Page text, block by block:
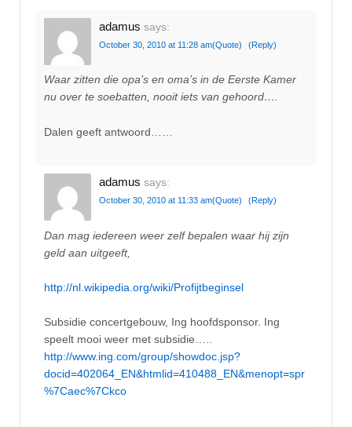
adamus says:
October 30, 2010 at 11:28 am(Quote) (Reply)
Waar zitten die opa’s en oma’s in de Eerste Kamer
nu over te soebatten, nooit iets van gehoord….
Dalen geeft antwoord……
adamus says:
October 30, 2010 at 11:33 am(Quote) (Reply)
Dan mag iedereen weer zelf bepalen waar hij zijn
geld aan uitgeeft,
http://nl.wikipedia.org/wiki/Profijtbeginsel
Subsidie concertgebouw, Ing hoofdsponsor. Ing
speelt mooi weer met subsidie…..
http://www.ing.com/group/showdoc.jsp?
docid=402064_EN&htmlid=410488_EN&menopt=spr
%7Caec%7Ckco